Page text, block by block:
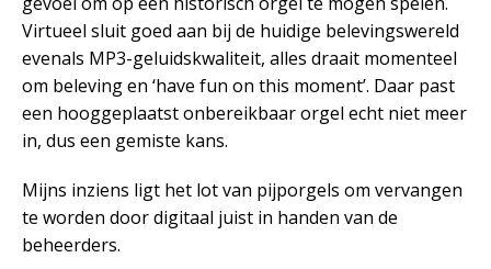
Virtueel sluit goed aan bij de huidige belevingswereld
evenals MP3-geluidskwaliteit, alles draait momenteel
om beleving en ‘have fun on this moment’. Daar past
een hooggeplaatst onbereikbaar orgel echt niet meer
in, dus een gemiste kans.
Mijns inziens ligt het lot van pijporgels om vervangen
te worden door digitaal juist in handen van de
beheerders.